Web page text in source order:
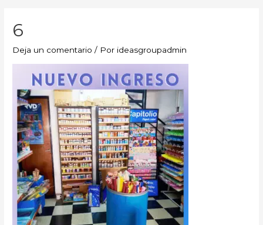
6
Deja un comentario / Por ideasgroupadmin